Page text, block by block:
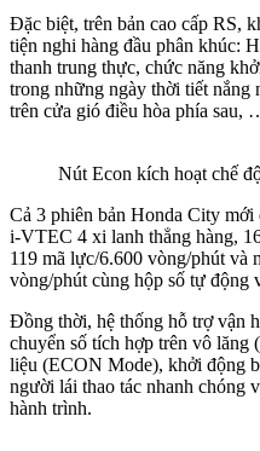
Đặc biệt, trên bản cao cấp RS,
tiện nghi hàng đầu phân khúc:
thanh trung thực, chức năng
trong những ngày thời tiết nắng
trên cửa gió điều hòa phía sau,
Nút Econ kích hoạt chế
Cả 3 phiên bản Honda City
i-VTEC 4 xi lanh thẳng hàng,
119 mã lực/6.600 vòng/phút và
vòng/phút cùng hộp số tự động
Đồng thời, hệ thống hỗ trợ vận
chuyển số tích hợp trên vô lăng
liệu (ECON Mode), khởi động
người lái thao tác nhanh chóng
hành trình.